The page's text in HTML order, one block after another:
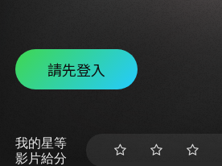
請先登入
我的星等
影片給分